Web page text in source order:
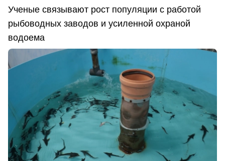
Ученые связывают рост популяции с работой
рыбоводных заводов и усиленной охраной
водоема